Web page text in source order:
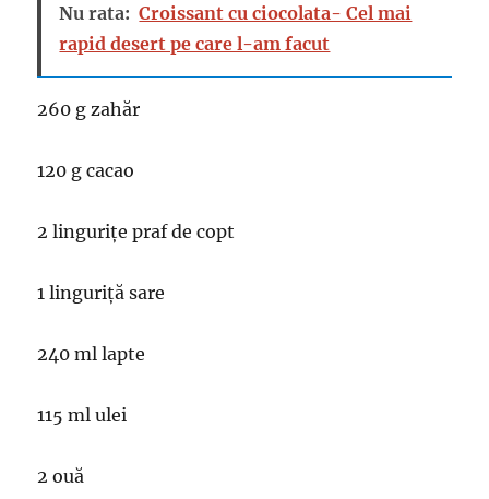
Nu rata: Croissant cu ciocolata- Cel mai
rapid desert pe care l-am facut
260 g zahăr
120 g cacao
2 lingurițe praf de copt
1 linguriță sare
240 ml lapte
115 ml ulei
2 ouă